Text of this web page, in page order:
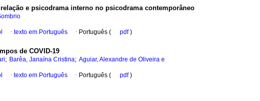
e psicodrama interno no psicodrama contemporâneo
· texto em Português · Português ( pdf)
de COVID-19
; Barêa, Janaína Cristina; Aguiar, Alexandre de Oliveira e
· texto em Português · Português ( pdf)